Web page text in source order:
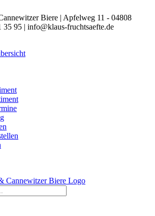
Biere | Apfelweg 11 - 04808
35 95 | info@klaus-fruchtsaefte.de